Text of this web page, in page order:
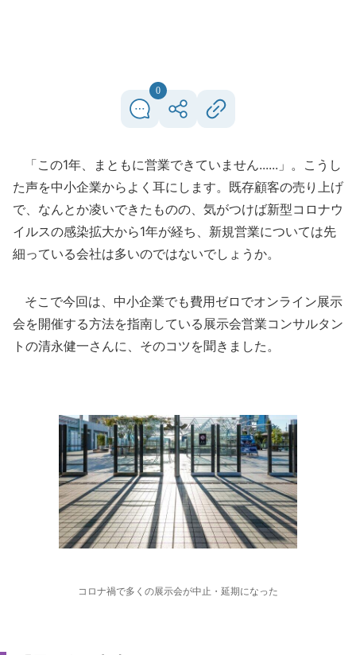
0
「この1年、まともに営業できていません......」。こうし
た声を中小企業からよく耳にします。既存顧客の売り上げ
で、なんとか凌いできたものの、気がつけば新型コロナウ
イルスの感染拡大から1年が経ち、新規営業については先
細っている会社は多いのではないでしょうか。
そこで今回は、中小企業でも費用ゼロでオンライン展示
会を開催する方法を指南している展示会営業コンサルタン
トの清永健一さんに、そのコツを聞きました。
コロナ禍で多くの展示会が中止・延期になった